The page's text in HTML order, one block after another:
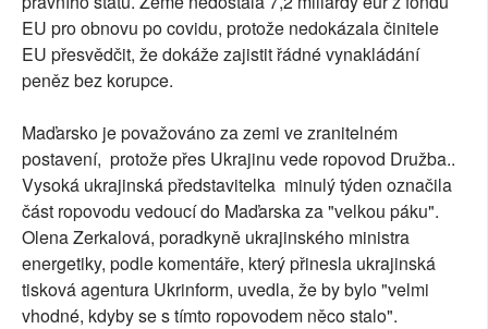
EU pro obnovu po covidu, protože nedokázala činitele
EU přesvědčit, že dokáže zajistit řádné vynakládání
peněz bez korupce.
Maďarsko je považováno za zemi ve zranitelném
postavení, protože přes Ukrajinu vede ropovod Družba..
Vysoká ukrajinská představitelka minulý týden označila
část ropovodu vedoucí do Maďarska za "velkou páku".
Olena Zerkalová, poradkyně ukrajinského ministra
energetiky, podle komentáře, který přinesla ukrajinská
tisková agentura Ukrinform, uvedla, že by bylo "velmi
vhodné, kdyby se s tímto ropovodem něco stalo".